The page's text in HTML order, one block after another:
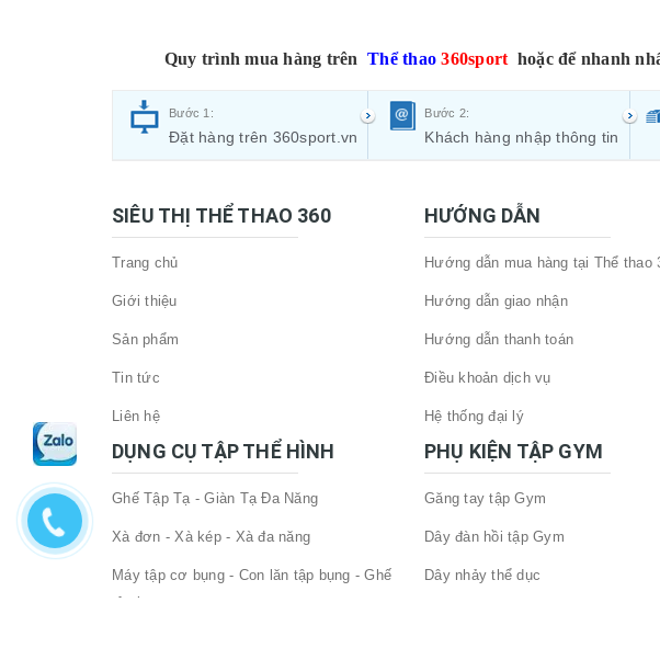
Quy trình mua hàng trên Thể thao 360sport hoặc để nhanh
Bước 1:
Đặt hàng trên 360sport.vn
Bước 2:
Khách hàng nhập thông tin
SIÊU THỊ THỂ THAO 360
Trang chủ
Giới thiệu
Sản phẩm
Tin tức
Liên hệ
DỤNG CỤ TẬP THỂ HÌNH
Ghế Tập Tạ - Giàn Tạ Đa Năng
Xà đơn - Xà kép - Xà đa năng
Máy tập cơ bụng - Con lăn tập bụng - Ghế
tập bụng
HƯỚNG DẪN
Hướng dẫn mua hàng tại Thể thao
Hướng dẫn giao nhận
Hướng dẫn thanh toán
Điều khoản dịch vụ
Hệ thống đại lý
PHỤ KIỆN TẬP GYM
Găng tay tập Gym
Dây đàn hồi tập Gym
Dây nhảy thể dục